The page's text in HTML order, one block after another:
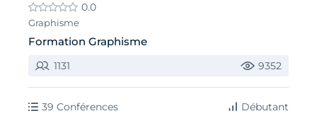
0.0
Graphisme
Formation Graphisme
1131 9352
39 Conférences Débutant